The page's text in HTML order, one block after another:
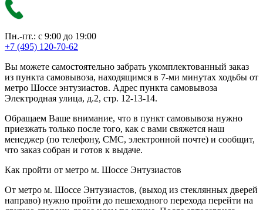
Пн.-пт.: с 9:00 до 19:00
+7 (495) 120-70-62
Вы можете самостоятельно забрать укомплектованный заказ
из пункта самовывоза, находящимся в 7-ми минутах ходьбы от
метро Шоссе энтузиастов. Адрес пункта самовывоза
Электродная улица, д.2, стр. 12-13-14.
Обращаем Ваше внимание, что в пункт самовывоза нужно
приезжать только после того, как с вами свяжется наш
менеджер (по телефону, СМС, электронной почте) и сообщит,
что заказ собран и готов к выдаче.
Как пройти от метро м. Шоссе Энтузиастов
От метро м. Шоссе Энтузиастов, (выход из стеклянных дверей
направо) нужно пройти до пешеходного перехода перейти на